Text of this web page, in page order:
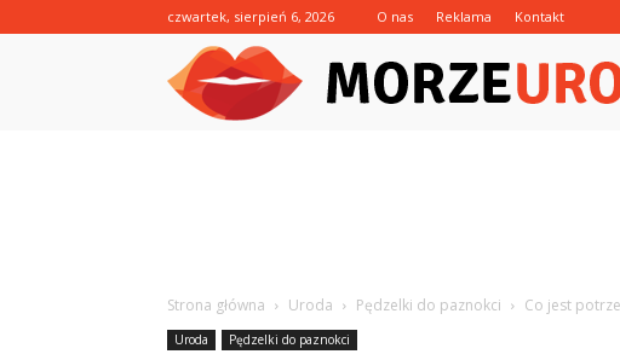
czwartek, sierpień 6, 2026 O nas Reklama Kontakt
Strona główna Uroda Pędzelki do paznokci Co jest
Uroda Pędzelki do paznokci